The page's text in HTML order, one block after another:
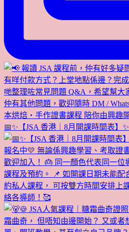
📅✨【JSA 香港｜8月開課時間表】✨